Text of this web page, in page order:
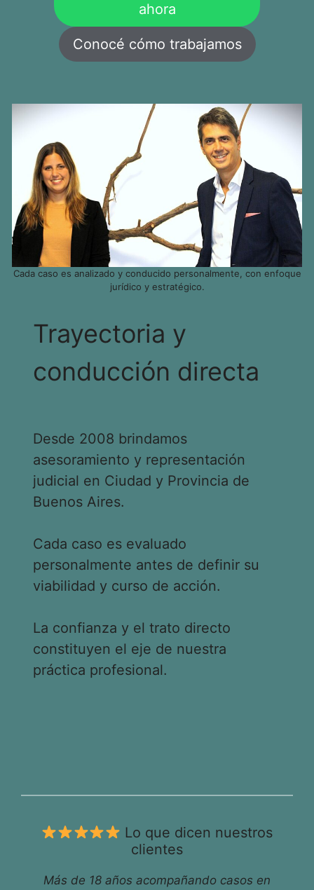
ahora
Conocé cómo trabajamos
Cada caso es analizado y conducido personalmente, con enfoque
jurídico y estratégico.
Trayectoria y
conducción directa
Desde 2008 brindamos
asesoramiento y representación
judicial en Ciudad y Provincia de
Buenos Aires.
Cada caso es evaluado
personalmente antes de definir su
viabilidad y curso de acción.
La confianza y el trato directo
constituyen el eje de nuestra
práctica profesional.
Lo que dicen nuestros
clientes
Más de 18 años acompañando casos en